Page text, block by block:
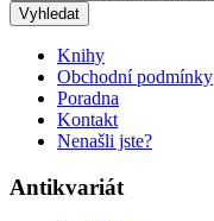
Vyhledat
Knihy
Obchodní podmínky
Poradna
Kontakt
Nenašli jste?
Antikvariát